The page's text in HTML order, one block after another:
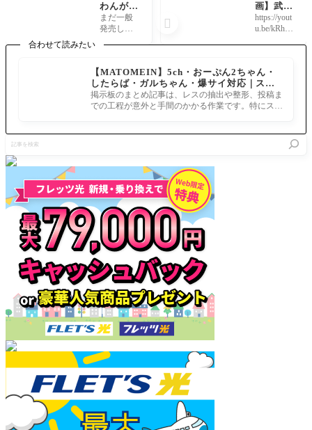
合わせて読みたい
【MATOMEIN】5ch・おーぷん2ちゃん・
したらば・ガルちゃん・爆サイ対応｜スマ
ホでまとめ記事を作れるアプリ FGOのまと
め記事ができるまで
掲示板のまとめ記事は、レスの抽出や整形、投稿ま
での工程が意外と手間のかかる作業です。特にスマ
を
検
わんがマ
テのせい
で石と聖
なってし
まった[F
ate/Gran
d Order
トを担当
イラスト
レーター
のコメン
どどんと
掲載8/12
に出る
ぞ〜！
まだ一般
発売して
はこのス
レだと駄
目？ へい
よーかる
画】武田
信玄(晴
信)のマ
ントへの
言及多数
あるもの
の動画配
グが気に
https://yout
u.be/kRhhJ
だと？山
には草木
がたえぬ
からよ！
